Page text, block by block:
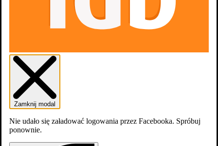
Skocz do wybranego zawodu
Producenci
1
Zamknij modal
Nie udało się załadować logowania przez Facebooka. Spróbuj
ponownie.